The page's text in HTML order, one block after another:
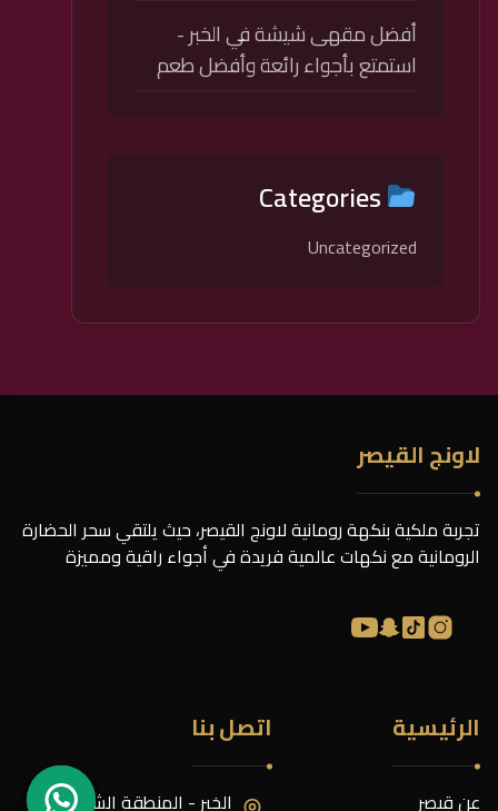
أفضل مقهى شيشة في الخبر -
استمتع بأجواء رائعة وأفضل طعم
Uncategorized
لاونج القيصر
تجربة ملكية بنكهة رومانية لاونج القيصر، حيث يلتقي سحر الحضارة
الرومانية مع نكهات عالمية فريدة في أجواء راقية ومميزة
الرئيسية
عن قيصر
اتصل بنا
الخبر - المنطقة الشرقيّة